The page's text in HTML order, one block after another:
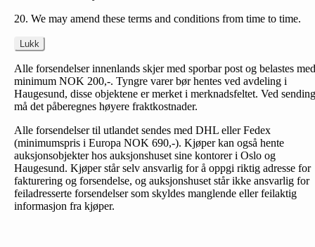
20. We may amend these terms and conditions from time to time.
Lukk
Alle forsendelser innenlands skjer med sporbar post og belastes med
minimum NOK 200,-. Tyngre varer bør hentes ved avdeling i
Haugesund, disse objektene er merket i merknadsfeltet. Ved sending
må det påberegnes høyere fraktkostnader.
Alle forsendelser til utlandet sendes med DHL eller Fedex
(minimumspris i Europa NOK 690,-). Kjøper kan også hente
auksjonsobjekter hos auksjonshuset sine kontorer i Oslo og
Haugesund. Kjøper står selv ansvarlig for å oppgi riktig adresse for
fakturering og forsendelse, og auksjonshuset står ikke ansvarlig for
feiladresserte forsendelser som skyldes manglende eller feilaktig
informasjon fra kjøper.